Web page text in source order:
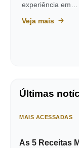
experiência em…
Veja mais
Últimas
MAIS ACESSADAS
As 5 Receitas